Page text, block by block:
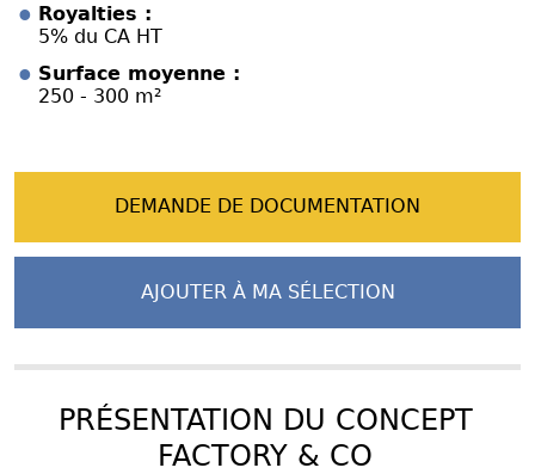
Royalties :
5% du CA HT
Surface moyenne :
250 - 300 m²
DEMANDE DE DOCUMENTATION
AJOUTER À MA SÉLECTION
PRÉSENTATION DU CONCEPT
FACTORY & CO